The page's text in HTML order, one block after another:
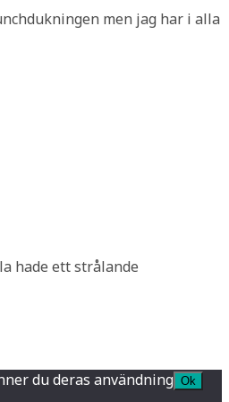
men jag har i alla
hade ett strålande
du deras användning Ok